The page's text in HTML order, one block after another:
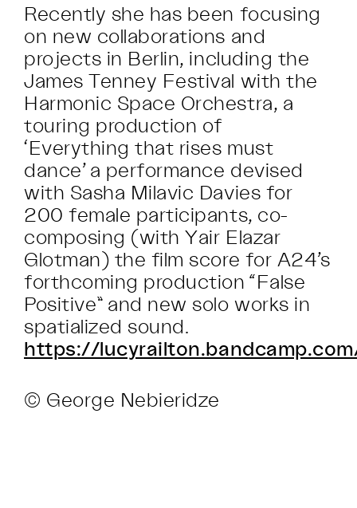
Recently she has been focusing
on new collaborations and
projects in Berlin, including the
James Tenney Festival with the
Harmonic Space Orchestra, a
touring production of
‘Everything that rises must
dance’ a performance devised
with Sasha Milavic Davies for
200 female participants, co-
composing (with Yair Elazar
Glotman) the film score for A24’s
forthcoming production “False
Positive” and new solo works in
spatialized sound.
https://
© George Nebieridze